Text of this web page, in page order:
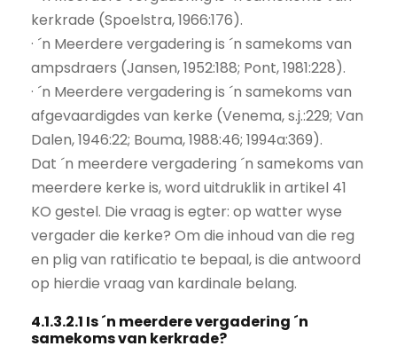
kerkrade (Spoelstra, 1966:176).
· ´n Meerdere vergadering is ´n samekoms van
ampsdraers (Jansen, 1952:188; Pont, 1981:228).
· ´n Meerdere vergadering is ´n samekoms van
afgevaardigdes van kerke (Venema, s.j.:229; Van
Dalen, 1946:22; Bouma, 1988:46; 1994a:369).
Dat ´n meerdere vergadering ´n samekoms van
meerdere kerke is, word uitdruklik in artikel 41
KO gestel. Die vraag is egter: op watter wyse
vergader die kerke? Om die inhoud van die reg
en plig van ratificatio te bepaal, is die antwoord
op hierdie vraag van kardinale belang.
4.1.3.2.1 Is ´n meerdere vergadering ´n
samekoms van kerkrade?